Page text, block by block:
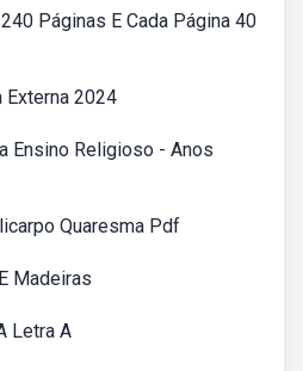
Páginas E Cada Página 40
2024
Ensino Religioso - Anos
Quaresma Pdf
Madeiras
Letra A